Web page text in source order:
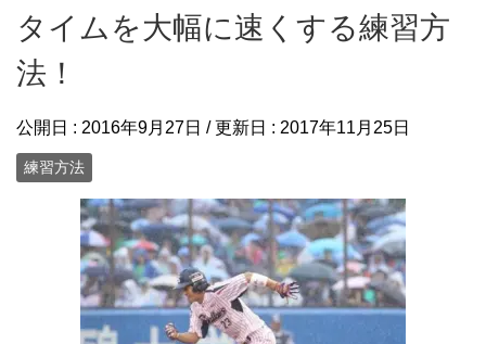
タイムを大幅に速くする練習方
法！
公開日 : 2016年9月27日 / 更新日 : 2017年11月25日
練習方法